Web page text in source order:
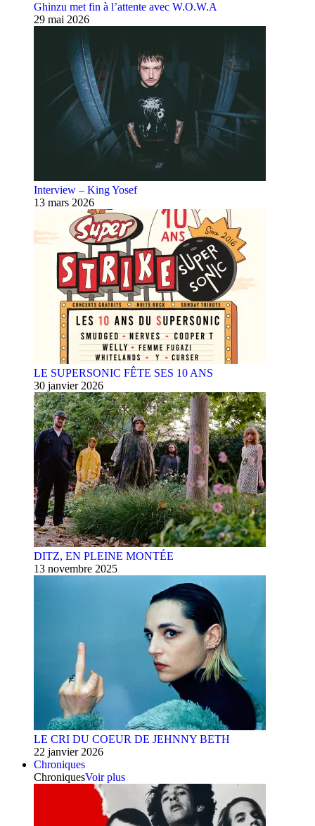
Ghinzu met fin à l’attente avec W.O.W.A
29 mai 2026
Interview – King Yosef
13 mars 2026
LE SUPERSONIC FÊTE SES 10 ANS
30 janvier 2026
DITZ, EN PLEINE MONTÉE
13 novembre 2025
LE CRI DU COEUR DE JEHNNY BETH
22 janvier 2026
Chroniques
ChroniquesVoir plus